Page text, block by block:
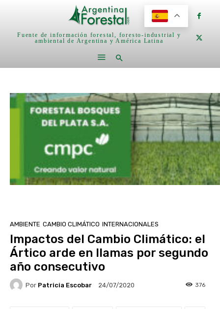
Fuente de información forestal, foresto-industrial y
ambiental de Argentina y América Latina
AMBIENTE CAMBIO CLIMÁTICO INTERNACIONALES
Impactos del Cambio Climático: el
Ártico arde en llamas por segundo
año consecutivo
Por Patricia Escobar 24/07/2020 376